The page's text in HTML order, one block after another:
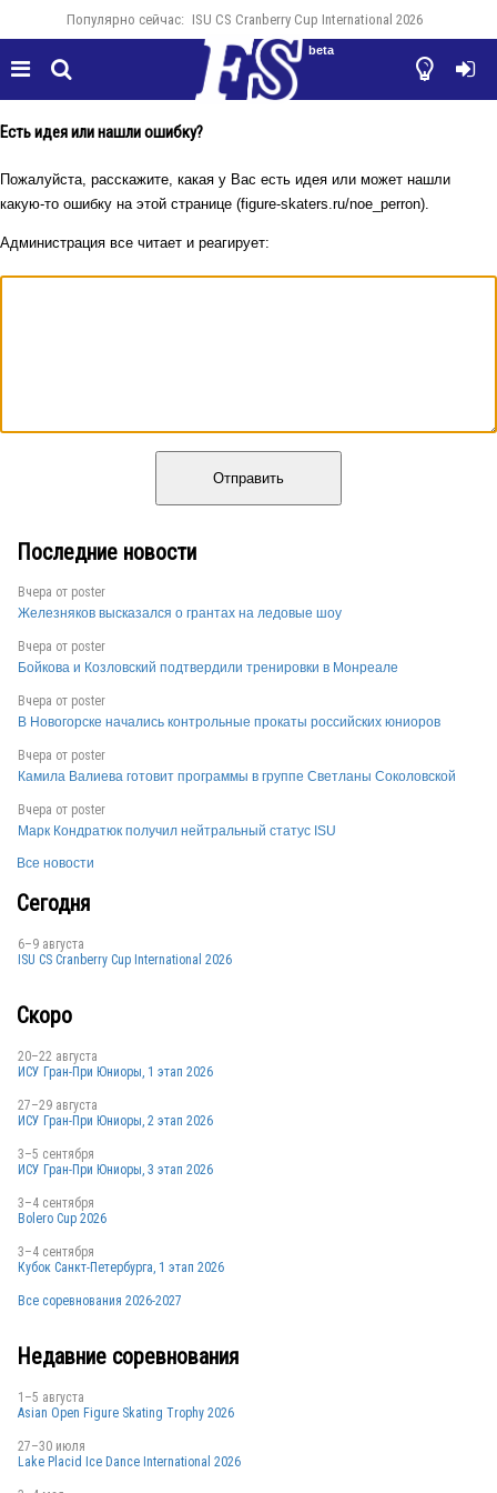
Популярно сейчас: ISU CS Cranberry Cup International 2026
  

beta
Есть идея или нашли ошибку?
Пожалуйста, расскажите, какая у Вас есть идея или может нашли
какую-то ошибку на этой странице (figure-skaters.ru/noe_perron).
Администрация все читает и реагирует:
Отправить
Последние новости
Вчера от poster
Железняков высказался о грантах на ледовые шоу
Вчера от poster
Бойкова и Козловский подтвердили тренировки в Монреале
Вчера от poster
В Новогорске начались контрольные прокаты российских юниоров
Вчера от poster
Камила Валиева готовит программы в группе Светланы Соколовской
Вчера от poster
Марк Кондратюк получил нейтральный статус ISU
Все новости
Сегодня
6–9 августа
ISU CS Cranberry Cup International 2026
Скоро
20–22 августа
ИСУ Гран-При Юниоры, 1 этап 2026
27–29 августа
ИСУ Гран-При Юниоры, 2 этап 2026
3–5 сентября
ИСУ Гран-При Юниоры, 3 этап 2026
3–4 сентября
Bolero Cup 2026
3–4 сентября
Кубок Санкт-Петербурга, 1 этап 2026
Все соревнования 2026-2027
Недавние соревнования
1–5 августа
Asian Open Figure Skating Trophy 2026
27–30 июля
Lake Placid Ice Dance International 2026